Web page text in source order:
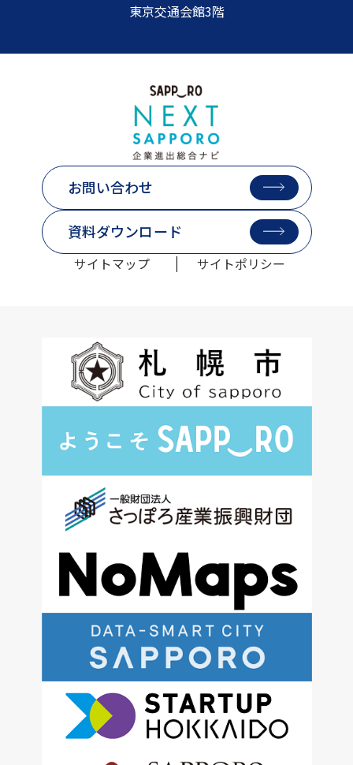
お問い合わせ
資料ダウンロード
サイトマップ サイトポリシー
東京交通会館3階